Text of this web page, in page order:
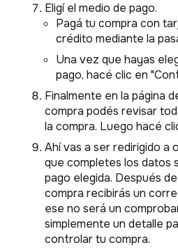
Eligí el medio de pago.
Pagá tu compra con
crédito mediante la
Una vez que hayas
pago, hacé clic en
Finalmente en la página
compra podés revisar
la compra. Luego hacé
Ahí vas a ser redirigido a
que completes los datos
pago elegida. Después
compra recibirás un
ese no será un
simplemente un detalle
controlar tu compra.